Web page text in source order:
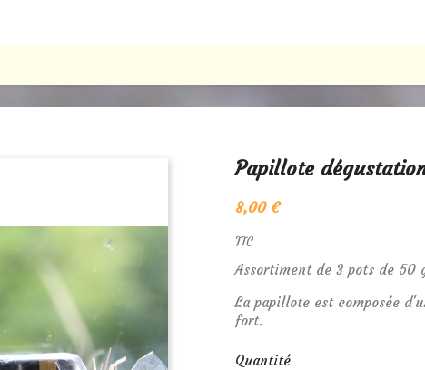
Papillote
8,00 €
TTC
Assortiment de 3 pots de
La papillote est composée
fort.
Quantité